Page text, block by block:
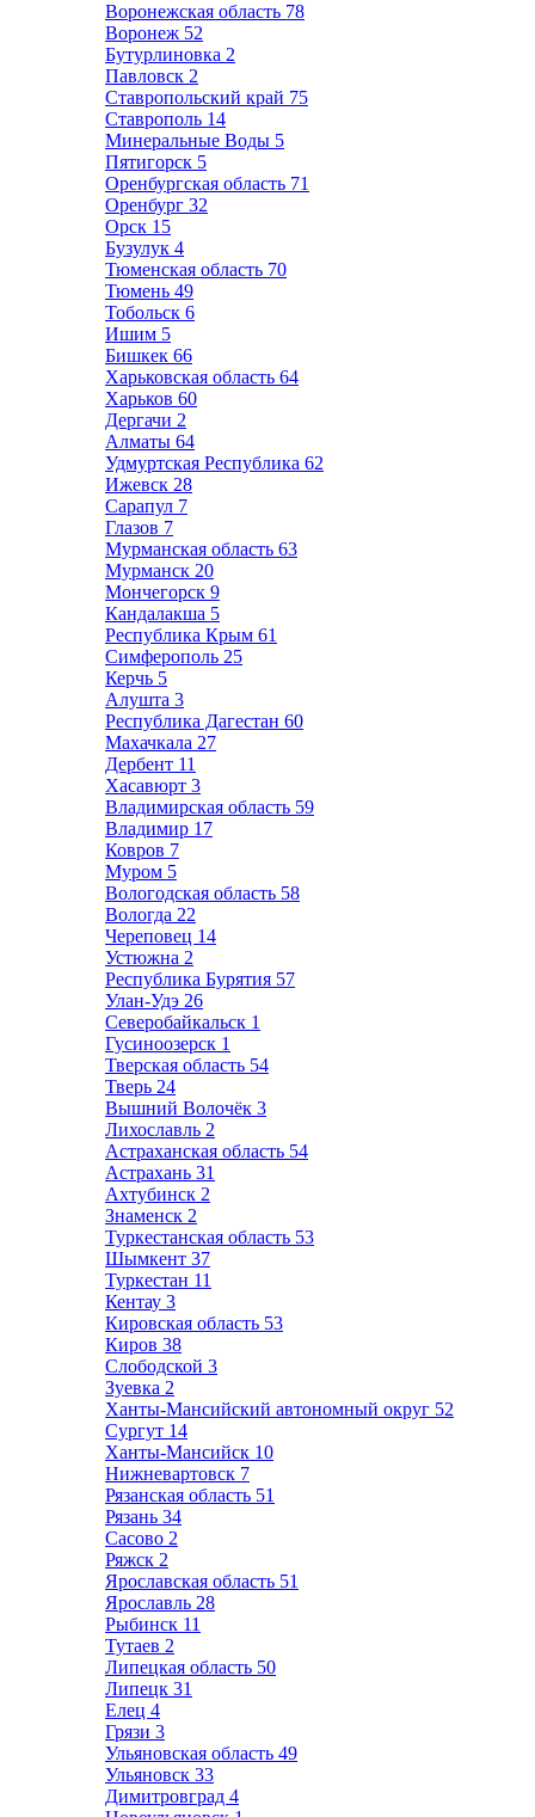
Воронежская область 78
Воронеж 52
Бутурлиновка 2
Павловск 2
Ставропольский край 75
Ставрополь 14
Минеральные Воды 5
Пятигорск 5
Оренбургская область 71
Оренбург 32
Орск 15
Бузулук 4
Тюменская область 70
Тюмень 49
Тобольск 6
Ишим 5
Бишкек 66
Харьковская область 64
Харьков 60
Дергачи 2
Алматы 64
Удмуртская Республика 62
Ижевск 28
Сарапул 7
Глазов 7
Мурманская область 63
Мурманск 20
Мончегорск 9
Кандалакша 5
Республика Крым 61
Симферополь 25
Керчь 5
Алушта 3
Республика Дагестан 60
Махачкала 27
Дербент 11
Хасавюрт 3
Владимирская область 59
Владимир 17
Ковров 7
Муром 5
Вологодская область 58
Вологда 22
Череповец 14
Устюжна 2
Республика Бурятия 57
Улан-Удэ 26
Северобайкальск 1
Гусиноозерск 1
Тверская область 54
Тверь 24
Вышний Волочёк 3
Лихославль 2
Астраханская область 54
Астрахань 31
Ахтубинск 2
Знаменск 2
Туркестанская область 53
Шымкент 37
Туркестан 11
Кентау 3
Кировская область 53
Киров 38
Слободской 3
Зуевка 2
Ханты-Мансийский автономный округ 52
Сургут 14
Ханты-Мансийск 10
Нижневартовск 7
Рязанская область 51
Рязань 34
Сасово 2
Ряжск 2
Ярославская область 51
Ярославль 28
Рыбинск 11
Тутаев 2
Липецкая область 50
Липецк 31
Елец 4
Грязи 3
Ульяновская область 49
Ульяновск 33
Димитровград 4